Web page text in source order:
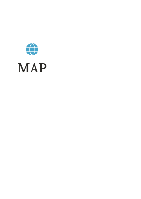
MAP